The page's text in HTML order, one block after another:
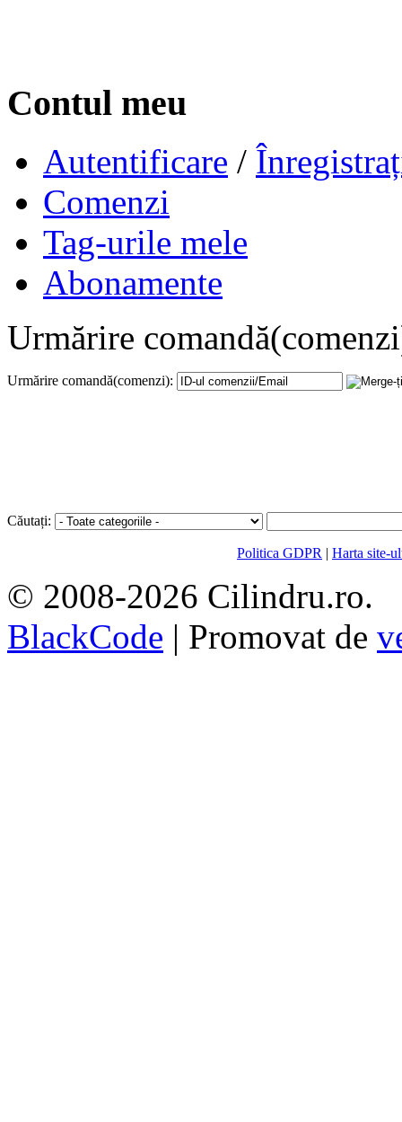
Contul meu
Autentificare /
Comenzi
Tag-urile mele
Abonamente
Urmărire
Urmărire comandă(comenzi):
Căutați:
Politica GDPR | Harta site-
© 2008-2026 Cilindru.ro.
BlackCode | Promovat de